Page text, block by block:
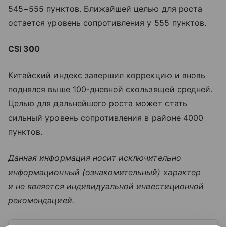
545−555 пунктов. Ближайшей целью для роста
остается уровень сопротивления у 555 пунктов.
CSI 300
Китайский индекс завершил коррекцию и вновь
поднялся выше 100-дневной скользящей средней.
Целью для дальнейшего роста может стать
сильный уровень сопротивления в районе 4000
пунктов.
Данная информация носит исключительно
информационный (ознакомительный) характер
и не является индивидуальной инвестиционной
рекомендацией.